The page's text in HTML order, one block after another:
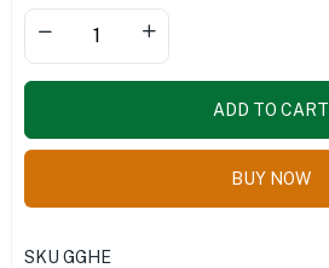
ADD TO CART
BUY NOW
SKU GGHE